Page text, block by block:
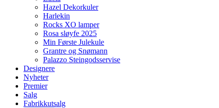
Hazel Dekorkuler
Harlekin
Rocks XO lamper
Rosa sløyfe 2025
Min Første Julekule
Grantre og Snømann
Palazzo Steingodsservise
Designere
Nyheter
Premier
Salg
Fabrikkutsalg